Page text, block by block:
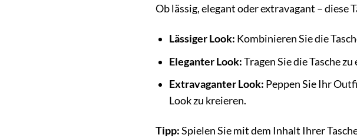
Ob lässig, elegant oder extravagant – diese
Lässiger Look: Kombinieren Sie die
Eleganter Look:Tragen Sie die Tasche
Extravaganter Look: Peppen Sie Ihr
Look zu kreieren.
Tipp:Spielen Sie mit dem Inhalt Ihrer